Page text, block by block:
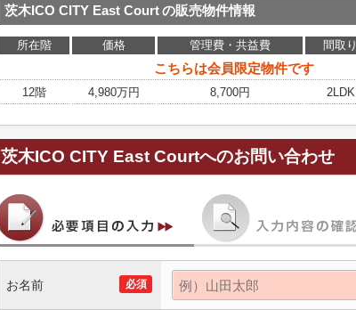
茨木ICO CITY East Courtの販売物件情報
所在階 価格 管理費・共益費 間取り
こちらは会員限定物件です
12階
4,980万円 8,700円 2LDK
茨木ICO CITY East Courtへのお問い合わせ
必須
お名前